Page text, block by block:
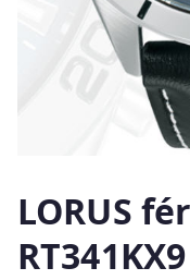
LORUS
RT341KX9